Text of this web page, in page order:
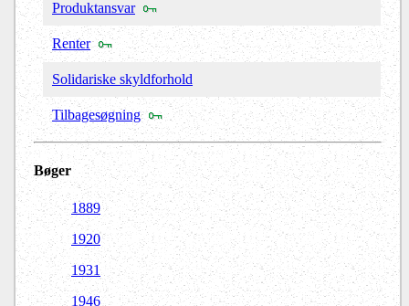
Produktansvar
Renter
Solidariske skyldforhold
Tilbagesøgning
Bøger
1889
1920
1931
1946